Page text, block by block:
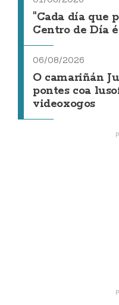
"Cada día que
Centro de Día
06/08/2026
O camariñán
pontes coa
videoxogos